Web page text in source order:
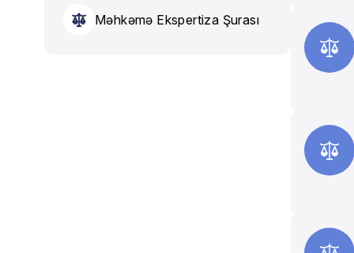
Məhkəmə Ekspertiza Şurası